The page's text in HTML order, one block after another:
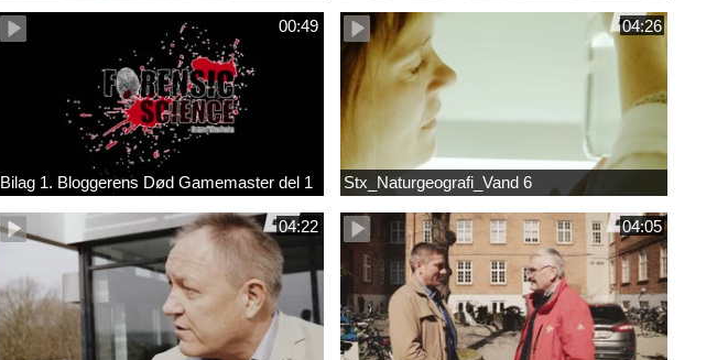
00:49
Bilag 1. Bloggerens Død Gamemaster del 1
04:26
Stx_Naturgeografi_Vand 6
04:22 04:05